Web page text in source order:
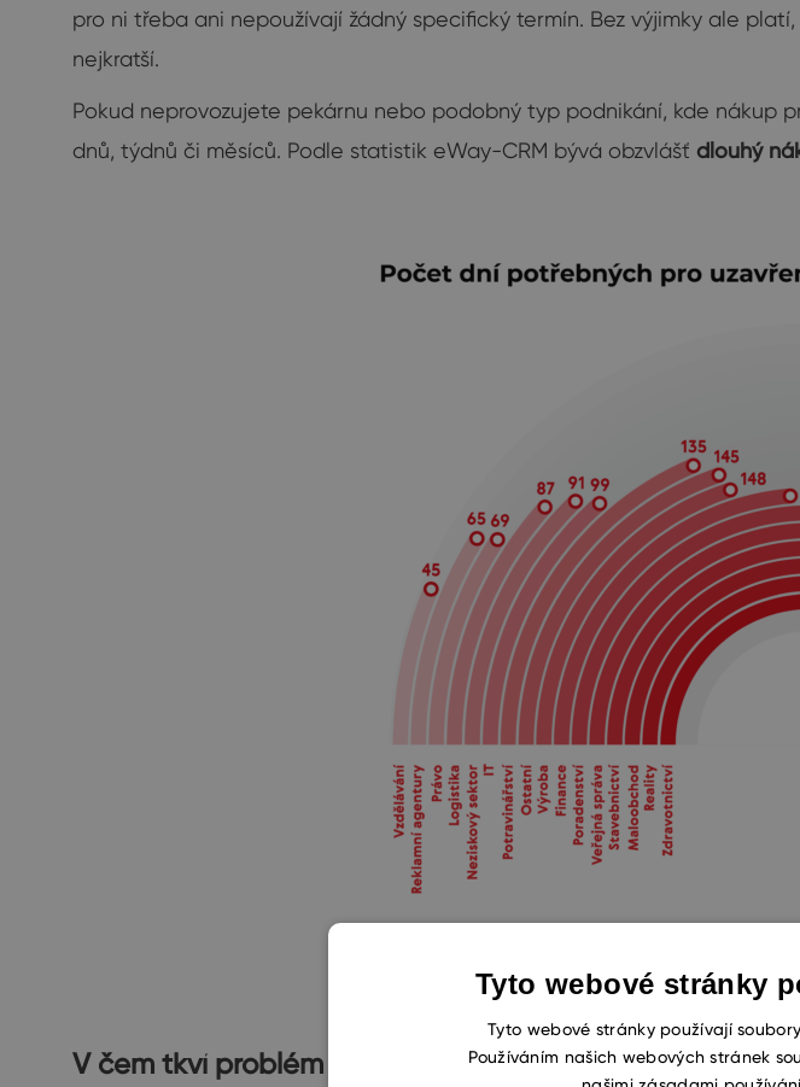
pro ni třeba ani nepoužívají žádný specifický termín. Bez výjimky ale
nejkratší.
Pokud neprovozujete pekárnu nebo podobný typ podnikání, kde nákup
dnů, týdnů či měsíců. Podle statistik eWay-CRM bývá obzvlášť dlouhý
V čem tkví problém dlouhých nákupních procesů
Tyto webové stránky
Tyto webové stránky používají
Používáním našich webových stránek